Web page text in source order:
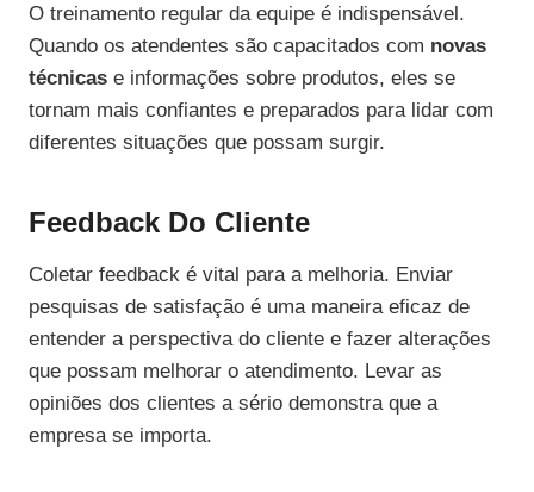
O treinamento regular da equipe é indispensável.
Quando os atendentes são capacitados com novas
técnicas e informações sobre produtos, eles se
tornam mais confiantes e preparados para lidar com
diferentes situações que possam surgir.
Feedback Do Cliente
Coletar feedback é vital para a melhoria. Enviar
pesquisas de satisfação é uma maneira eficaz de
entender a perspectiva do cliente e fazer alterações
que possam melhorar o atendimento. Levar as
opiniões dos clientes a sério demonstra que a
empresa se importa.